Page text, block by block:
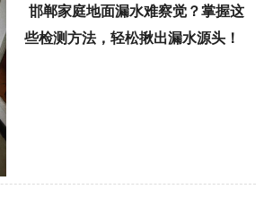
邯郸家庭地面漏水难察觉？掌握这
些检测方法，轻松揪出漏水源头！